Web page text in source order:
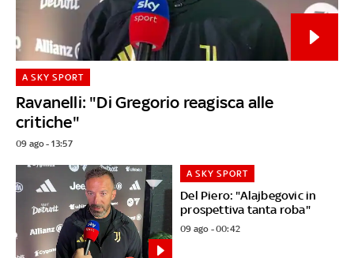
Ravanelli: "Di Gregorio reagisca alle
critiche"
A SKY SPORT
09 ago - 13:57
Del Piero: "Alajbegovic in
prospettiva tanta roba"
A SKY SPORT
09 ago - 00:42